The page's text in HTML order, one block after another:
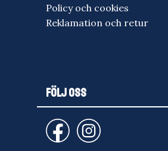
Policy och cookies
Reklamation och retur
FÖLJ OSS